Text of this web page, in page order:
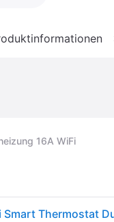
16A WiFi
Thermostat